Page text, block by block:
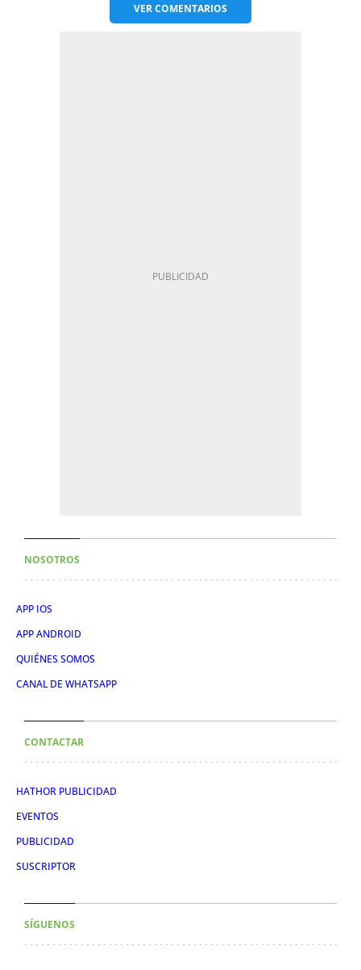
VERCOMENTARIOS
NOSOTROS
APP IOS
APP ANDROID
QUIÉNES SOMOS
CANAL DE WHATSAPP
CONTACTAR
HATHOR PUBLICIDAD
EVENTOS
PUBLICIDAD
SUSCRIPTOR
SÍGUENOS